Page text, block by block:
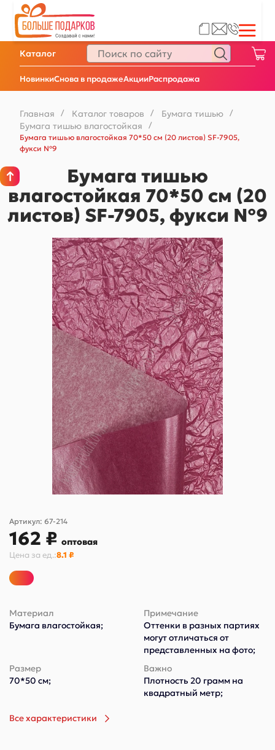
НовинкиСнова в продажеАкцииРаспродажа
Каталог
Главная / Каталог товаров / Бумага тишью /
Бумага тишью влагостойкая
/
Бумага тишью влагостойкая 70*50 см (20 листов) SF-7905,
фукси №9
Бумага тишью
влагостойкая 70*50 см (20
листов) SF-7905, фукси №9
Артикул: 67-214
162 ₽ оптовая
Цена за ед.:8.1 ₽
Материал
Бумага влагостойкая;
Примечание
Оттенки в разных партиях
могут отличаться от
представленных на фото;
Размер
70*50 см;
Важно
Плотность 20 грамм на
квадратный метр;
Все характеристики